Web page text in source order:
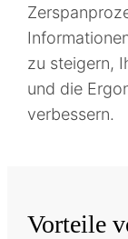
zu steigern,
und die
verbessern.
Vorteile